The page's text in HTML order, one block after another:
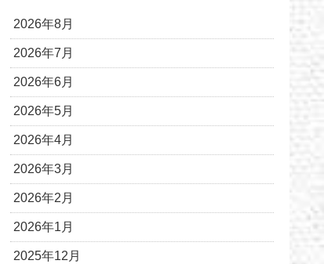
2026年8月
2026年7月
2026年6月
2026年5月
2026年4月
2026年3月
2026年2月
2026年1月
2025年12月